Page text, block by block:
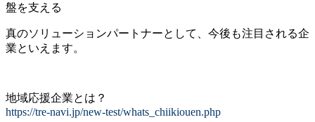
盤を支える
真のソリューションパートナーとして、今後も注目される企
業といえます。
地域応援企業とは？
https://tre-navi.jp/new-test/whats_chiikiouen.php